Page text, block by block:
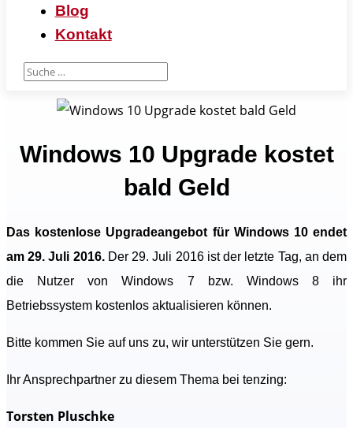
Blog
Kontakt
Windows 10 Upgrade kostet
bald Geld
Das kostenlose Upgradeangebot für Windows 10 endet
am 29. Juli 2016. Der 29. Juli 2016 ist der letzte Tag, an dem
die Nutzer von Windows 7 bzw. Windows 8 ihr
Betriebssystem kostenlos aktualisieren können.
Bitte kommen Sie auf uns zu, wir unterstützen Sie gern.
Ihr Ansprechpartner zu diesem Thema bei tenzing:
Torsten Pluschke